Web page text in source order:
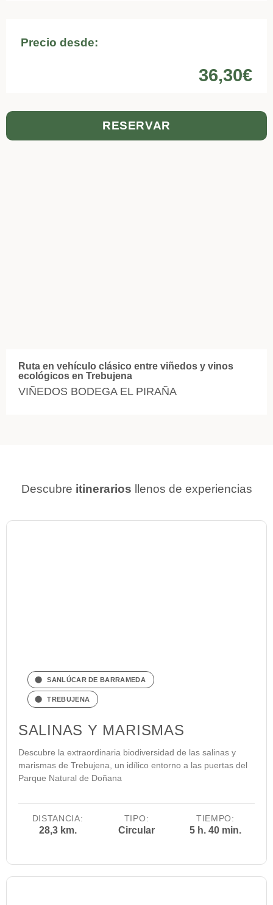
Precio desde:
36,30€
RESERVAR
Ruta en vehículo clásico entre viñedos y vinos
ecológicos en Trebujena
VIÑEDOS BODEGA EL PIRAÑA
Descubre itinerarios llenos de experiencias
SANLÚCAR DE BARRAMEDA
TREBUJENA
SALINAS Y MARISMAS
Descubre la extraordinaria biodiversidad de las salinas y
marismas de Trebujena, un idílico entorno a las puertas del
Parque Natural de Doñana
DISTANCIA:
28,3 km.
TIPO:
Circular
TIEMPO:
5 h. 40 min.